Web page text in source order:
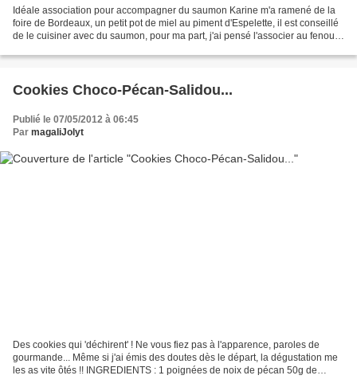
Idéale association pour accompagner du saumon Karine m'a ramené de la
foire de Bordeaux, un petit pot de miel au piment d'Espelette, il est conseillé
de le cuisiner avec du saumon, pour ma part, j'ai pensé l'associer au fenouil
Cookies Choco-Pécan-Salidou...
Publié le 07/05/2012 à 06:45
Par magaliJolyt
Des cookies qui 'déchirent' ! Ne vous fiez pas à l'apparence, paroles de
gourmande... Même si j'ai émis des doutes dès le départ, la dégustation me
les as vite ôtés !! INGREDIENTS : 1 poignées de noix de pécan 50g de